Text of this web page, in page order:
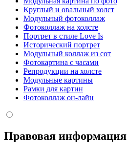
Круглый и овальный холст
Модульный фотоколлаж
Фотоколлаж на холсте
Портрет в стиле Love Is
Исторический портрет
Модульный коллаж из сот
Фотокартина с часами
Репродукции на холсте
Модульные картины
Рамки для картин
Фотоколлаж он-лайн
Правовая информация